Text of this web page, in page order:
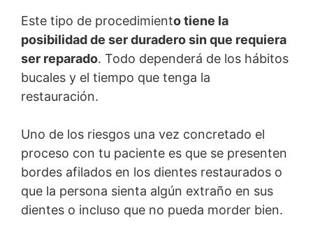
Este tipo de procedimiento tiene la
posibilidad de ser duradero sin que requiera
ser reparado. Todo dependerá de los hábitos
bucales y el tiempo que tenga la
restauración.
Uno de los riesgos una vez concretado el
proceso con tu paciente es que se presenten
bordes afilados en los dientes restaurados o
que la persona sienta algún extraño en sus
dientes o incluso que no pueda morder bien.